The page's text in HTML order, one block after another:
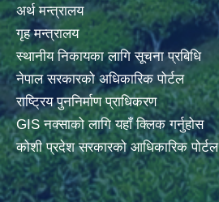
अर्थ मन्त्रालय
गृह मन्त्रालय
स्थानीय निकायका लागि सूचना प्रबिधि
नेपाल सरकारको अधिकारिक पोर्टल
राष्ट्रिय पुननिर्माण प्राधिकरण
GIS नक्साको लागि यहाँ क्लिक गर्नुहोस
कोशी प्रदेश सरकारको आधिकारिक पोर्टल